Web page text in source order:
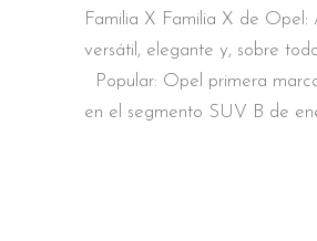
Familia X Familia X de Opel:
versátil, elegante y, sobre
Popular: Opel primera
en el segmento SUV B de